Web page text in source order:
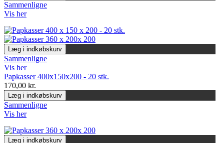
Sammenligne
Vis her
Læg i indkøbskurv
Sammenligne
Vis her
Papkasser 400x150x200 - 20 stk.
170,00 kr.
Læg i indkøbskurv
Sammenligne
Vis her
Læg i indkøbskurv